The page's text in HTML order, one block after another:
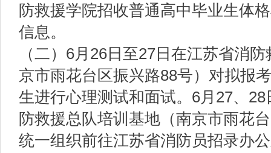
防救援学院招收普通高中毕业生体
信息。
（二）6月26日至27日在江苏省消
京市雨花台区振兴路88号）对拟报
生进行心理测试和面试。6月27、
防救援总队培训基地（南京市雨花
统一组织前往江苏省消防员招录办